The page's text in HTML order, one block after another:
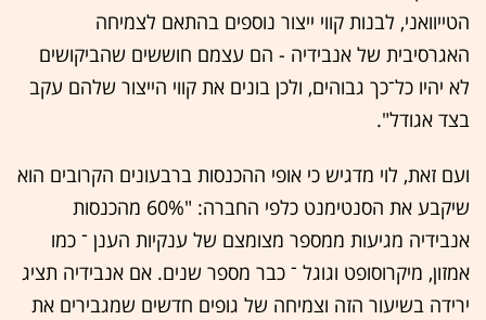
הטייוואני, לבנות קווי ייצור נוספים בהתאם לצמיחה
האגרסיבית של אנבידיה - הם עצמם חוששים שהביקושים
לא יהיו כל־כך גבוהים, ולכן בונים את קווי הייצור שלהם עקב
בצד אגודל".
ועם זאת, לוי מדגיש כי אופי ההכנסות ברבעונים הקרובים הוא
שיקבע את הסנטימנט כלפי החברה: "60% מהכנסות
אנבידיה מגיעות ממספר מצומצם של ענקיות הענן ־ כמו
אמזון, מיקרוסופט וגוגל ־ כבר מספר שנים. אם אנבידיה תציג
ירידה בשיעור הזה וצמיחה של גופים חדשים שמגבירים את